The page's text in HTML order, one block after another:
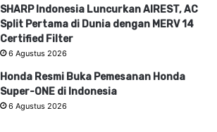
SHARP Indonesia Luncurkan AIREST, AC
Split Pertama di Dunia dengan MERV 14
Certified Filter
6 Agustus 2026
Honda Resmi Buka Pemesanan Honda
Super-ONE di Indonesia
6 Agustus 2026